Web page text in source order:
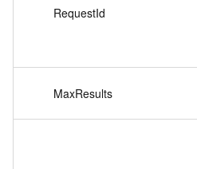
RequestId
MaxResults